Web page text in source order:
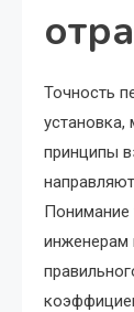
Точность
принципы
Понимание
инженерам